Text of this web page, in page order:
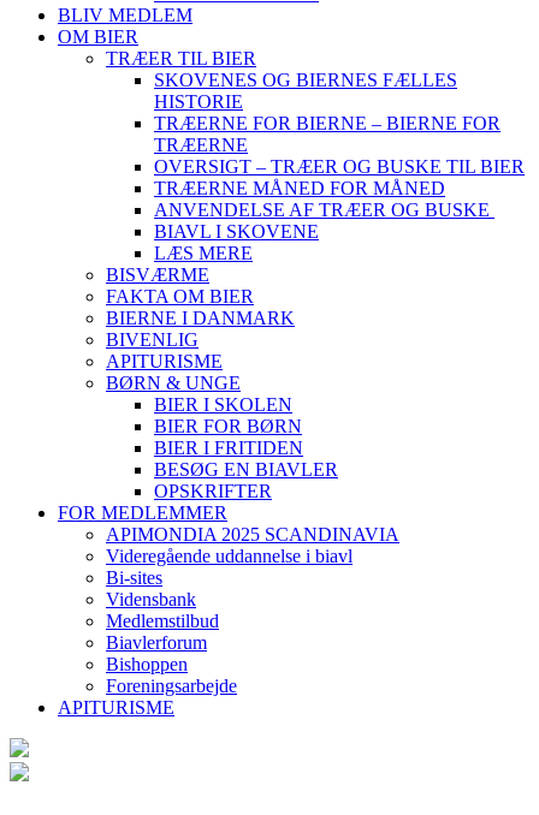
BLIV MEDLEM
OM BIER
TRÆER TIL BIER
SKOVENES OG BIERNES FÆLLES
HISTORIE
TRÆERNE FOR BIERNE – BIERNE FOR
TRÆERNE
OVERSIGT – TRÆER OG BUSKE TIL BIER
TRÆERNE MÅNED FOR MÅNED
ANVENDELSE AF TRÆER OG BUSKE
BIAVL I SKOVENE
LÆS MERE
BISVÆRME
FAKTA OM BIER
BIERNE I DANMARK
BIVENLIG
APITURISME
BØRN & UNGE
BIER I SKOLEN
BIER FOR BØRN
BIER I FRITIDEN
BESØG EN BIAVLER
OPSKRIFTER
FOR MEDLEMMER
APIMONDIA 2025 SCANDINAVIA
Videregående uddannelse i biavl
Bi-sites
Vidensbank
Medlemstilbud
Biavlerforum
Bishoppen
Foreningsarbejde
APITURISME